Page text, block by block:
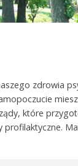
zdrowia
które